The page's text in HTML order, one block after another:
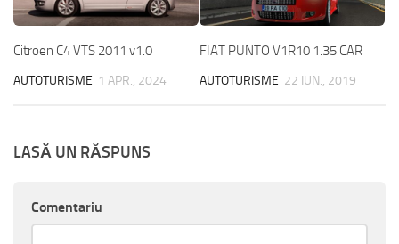
Citroen C4 VTS 2011 v1.0
AUTOTURISME 1 APR., 2024
FIAT PUNTO V1R10 1.35 CAR
AUTOTURISME 22 IUN., 2019
LASĂ UN RĂSPUNS
Comentariu